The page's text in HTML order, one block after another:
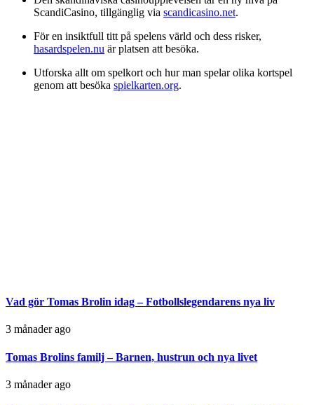
ScandiCasino, tillgänglig via scandicasino.net.
För en insiktfull titt på spelens värld och dess risker,
hasardspelen.nu är platsen att besöka.
Utforska allt om spelkort och hur man spelar olika kortspel
genom att besöka spielkarten.org.
Vad gör Tomas Brolin idag – Fotbollslegendarens nya liv
3 månader ago
Tomas Brolins familj – Barnen, hustrun och nya livet
3 månader ago